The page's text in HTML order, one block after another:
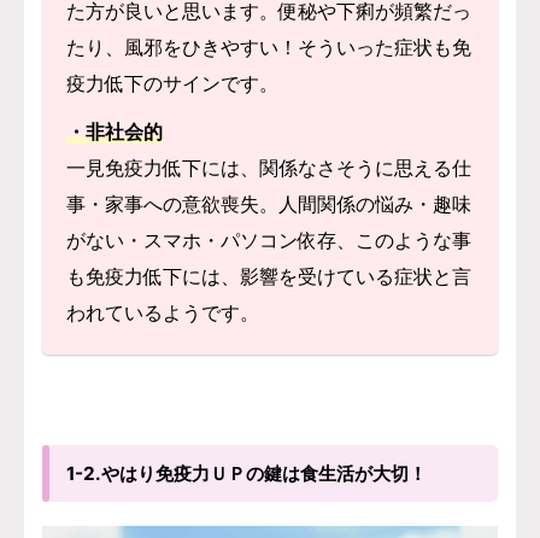
た方が良いと思います。便秘や下痢が頻繁だっ
たり、風邪をひきやすい！そういった症状も免
疫力低下のサインです。
・非社会的
一見免疫力低下には、関係なさそうに思える仕
事・家事への意欲喪失。人間関係の悩み・趣味
がない・スマホ・パソコン依存、このような事
も免疫力低下には、影響を受けている症状と言
われているようです。
1-2.やはり免疫力ＵＰの鍵は食生活が大切！